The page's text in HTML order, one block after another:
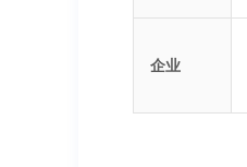
企业